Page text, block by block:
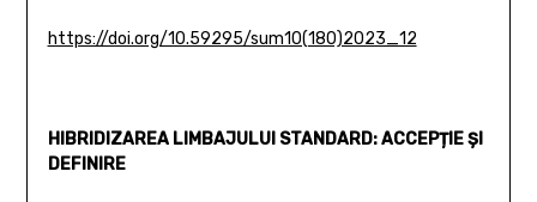
https://doi.org/10.59295/sum10(180)2023_12
HIBRIDIZAREA LIMBAJULUI STANDARD: ACCEPȚIE ȘI
DEFINIRE